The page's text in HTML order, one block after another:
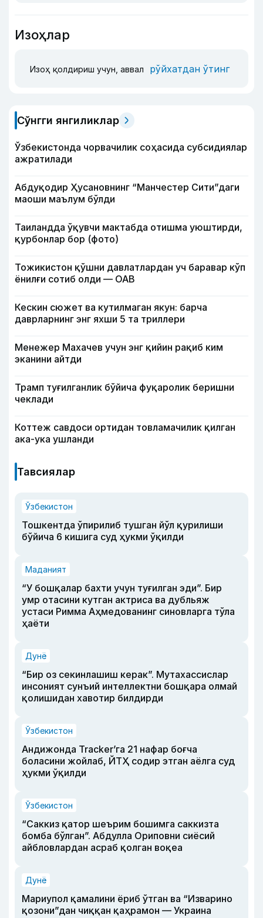
Изоҳлар
Изоҳ қолдириш учун, аввал рўйхатдан ўтинг
Сўнгги янгиликлар
Ўзбекистонда чорвачилик соҳасида субсидиялар
ажратилади
Абдуқодир Ҳусановнинг “Манчестер Сити”даги
маоши маълум бўлди
Таиландда ўқувчи мактабда отишма уюштирди,
қурбонлар бор (фото)
Тожикистон қўшни давлатлардан уч баравар кўп
ёнилғи сотиб олди — ОАВ
Кескин сюжет ва кутилмаган якун: барча
даврларнинг энг яхши 5 та триллери
Менежер Махачев учун энг қийин рақиб ким
эканини айтди
Трамп туғилганлик бўйича фуқаролик беришни
чеклади
Коттеж савдоси ортидан товламачилик қилган
ака-ука ушланди
Тавсиялар
Ўзбекистон
Тошкентда ўпирилиб тушган йўл қурилиши
бўйича 6 кишига суд ҳукми ўқилди
Маданият
“У бошқалар бахти учун туғилган эди”. Бир
умр отасини кутган актриса ва дубльяж
устаси Римма Аҳмедованинг синовларга тўла
ҳаёти
Дунё
“Бир оз секинлашиш керак”. Мутахассислар
инсоният сунъий интеллектни бошқара олмай
қолишидан хавотир билдирди
Ўзбекистон
Андижонда Tracker’га 21 нафар боғча
боласини жойлаб, ЙТҲ содир этган аёлга суд
ҳукми ўқилди
Ўзбекистон
“Саккиз қатор шеърим бошимга саккизта
бомба бўлган”. Абдулла Ориповни сиёсий
айбловлардан асраб қолган воқеа
Дунё
Мариупол қамалини ёриб ўтган ва “Изварино
қозони”дан чиққан қаҳрамон — Украина